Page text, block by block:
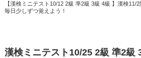
【漢検ミニテスト10/12 2級 準2級 3級 4級 】漢検
毎日少しずつ覚えよう！
漢検ミニテスト10/25 2級 準2級